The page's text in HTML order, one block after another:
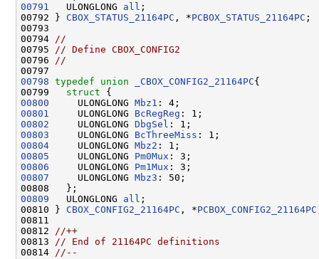
00791
   ULONGLONG
all ;
00792 } CBOX_STATUS_21164PC , *PCBOX_STATUS_21164PC ;
00793
00794
//
00795
// Define CBOX_CONFIG2
00796
//
00798 typedef union _CBOX_CONFIG2_21164PC{
00799 struct
00800
     ULONGLONG
Mbz1
00801
     ULONGLONG
BcRegReg
00802
     ULONGLONG
DbgSel
00803
     ULONGLONG
BcThreeMiss
00804
     ULONGLONG
Mbz2
00805
     ULONGLONG
Pm0Mux
00806
     ULONGLONG
Pm1Mux
00807
     ULONGLONG
Mbz3 : 50;
00809
   ULONGLONG
all ;
00810 } CBOX_CONFIG2_21164PC , *PCBOX_CONFIG2_21164PC
00811
00812
//++
00813
// End of 21164PC definitions
00814
//--